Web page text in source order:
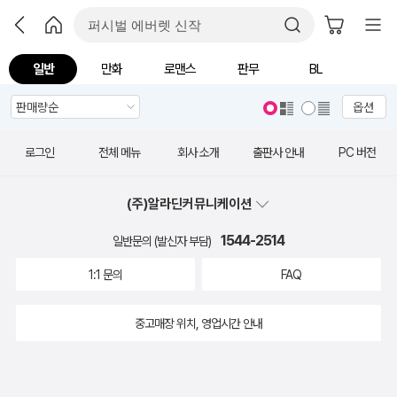
일반 만화 로맨스 판무 BL
옵션
로그인 전체 메뉴 회사 소개 출판사 안내 PC 버전
(주)알라딘커뮤니케이션
일반문의 (발신자 부담) 1544-2514
1:1 문의 FAQ
중고매장 위치, 영업시간 안내